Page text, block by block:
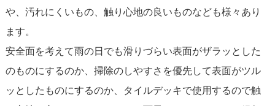
や、汚れにくいもの、触り心地の良いものなども様々あり
ます。
安全面を考えて雨の日でも滑りづらい表面がザラッとした
のものにするのか、掃除のしやすさを優先して表面がツル
ッとしたものにするのか、タイルデッキで使用するので触